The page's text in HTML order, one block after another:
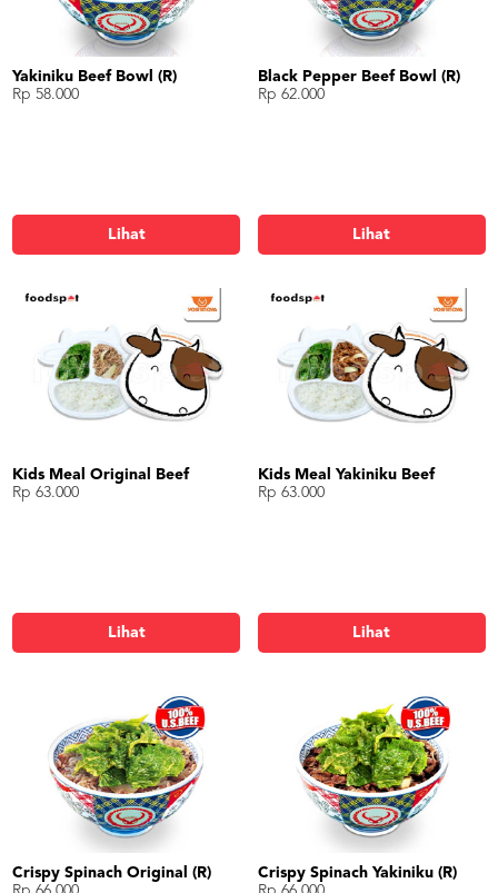
Yakiniku Beef Bowl (R)
Rp 58.000
Lihat
Black Pepper Beef Bowl (R)
Rp 62.000
Lihat
Kids Meal Original Beef
Rp 63.000
Lihat
Kids Meal Yakiniku Beef
Rp 63.000
Lihat
Crispy Spinach Original (R)
Crispy Spinach Yakiniku (R)